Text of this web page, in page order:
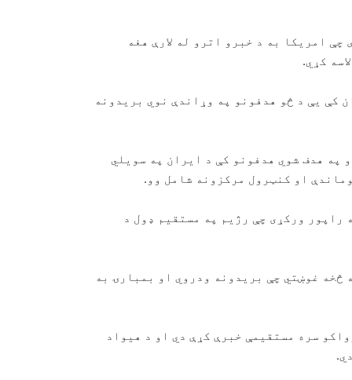
امریکا به د خبرو اترو له لارې هغه
کړي.
کې یې د څو هدفونو په وړاندې نوي بریدونه
په هدف شوي هدفونو کې د ایران په سویلي
او کنټرول مرکزونه شامل وو.
راپور ورکړی چې رژیم په مستقیم ډول د
غوښتي چې بریدونه ودروي او بمبارۍ به
سره مستقیمې خبرې کړې دي او د هیواد
د هرمز تنګي کې د تیلو ټانکر ته
نږدې دوه چاودنې